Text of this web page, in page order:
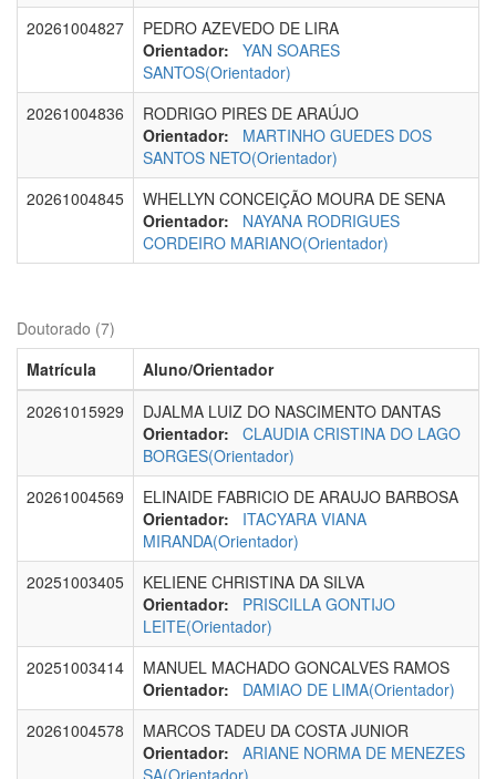
20261004827
PEDRO AZEVEDO DE LIRA
Orientador:
YAN SOARES
SANTOS(Orientador)
20261004836
RODRIGO PIRES DE ARAÚJO
Orientador:
MARTINHO GUEDES DOS
SANTOS NETO(Orientador)
20261004845
WHELLYN CONCEIÇÃO MOURA DE SENA
Orientador:
NAYANA RODRIGUES
CORDEIRO MARIANO(Orientador)
Doutorado (7)
Matrícula
Aluno/Orientador
20261015929
DJALMA LUIZ DO NASCIMENTO DANTAS
Orientador:
CLAUDIA CRISTINA DO LAGO
BORGES(Orientador)
20261004569
ELINAIDE FABRICIO DE ARAUJO BARBOSA
Orientador:
ITACYARA VIANA
MIRANDA(Orientador)
20251003405
KELIENE CHRISTINA DA SILVA
Orientador:
PRISCILLA GONTIJO
LEITE(Orientador)
20251003414
MANUEL MACHADO GONCALVES RAMOS
Orientador:
DAMIAO DE LIMA(Orientador)
20261004578
MARCOS TADEU DA COSTA JUNIOR
Orientador:
ARIANE NORMA DE MENEZES